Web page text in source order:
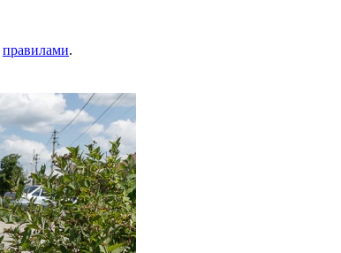
правилами.